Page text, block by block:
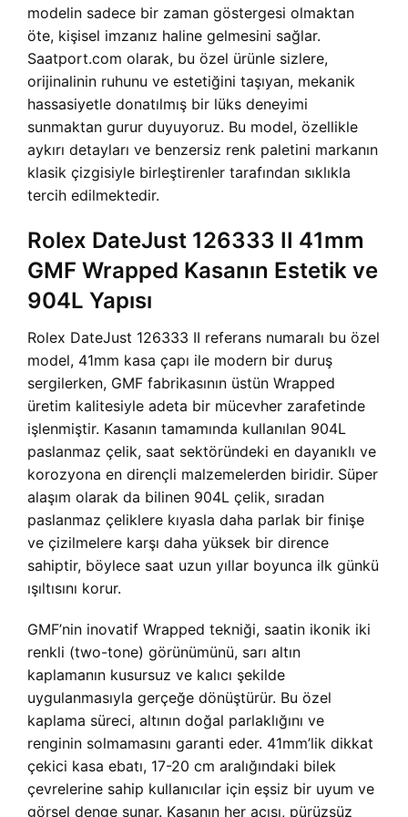
modelin sadece bir zaman göstergesi olmaktan
öte, kişisel imzanız haline gelmesini sağlar.
Saatport.com olarak, bu özel ürünle sizlere,
orijinalinin ruhunu ve estetiğini taşıyan, mekanik
hassasiyetle donatılmış bir lüks deneyimi
sunmaktan gurur duyuyoruz. Bu model, özellikle
aykırı detayları ve benzersiz renk paletini markanın
klasik çizgisiyle birleştirenler tarafından sıklıkla
tercih edilmektedir.
Rolex DateJust 126333 II 41mm
GMF Wrapped Kasanın Estetik ve
904L Yapısı
Rolex DateJust 126333 II referans numaralı bu özel
model, 41mm kasa çapı ile modern bir duruş
sergilerken, GMF fabrikasının üstün Wrapped
üretim kalitesiyle adeta bir mücevher zarafetinde
işlenmiştir. Kasanın tamamında kullanılan 904L
paslanmaz çelik, saat sektöründeki en dayanıklı ve
korozyona en dirençli malzemelerden biridir. Süper
alaşım olarak da bilinen 904L çelik, sıradan
paslanmaz çeliklere kıyasla daha parlak bir finişe
ve çizilmelere karşı daha yüksek bir dirence
sahiptir, böylece saat uzun yıllar boyunca ilk günkü
ışıltısını korur.
GMF’nin inovatif Wrapped tekniği, saatin ikonik iki
renkli (two-tone) görünümünü, sarı altın
kaplamanın kusursuz ve kalıcı şekilde
uygulanmasıyla gerçeğe dönüştürür. Bu özel
kaplama süreci, altının doğal parlaklığını ve
renginin solmamasını garanti eder. 41mm’lik dikkat
çekici kasa ebatı, 17-20 cm aralığındaki bilek
çevrelerine sahip kullanıcılar için eşsiz bir uyum ve
görsel denge sunar. Kasanın her açısı, pürüzsüz